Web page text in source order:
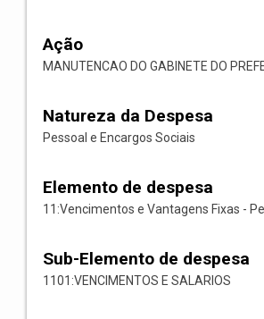
Ação
MANUTENCAO DO GABINETE DO
Natureza da Despesa
Pessoal e Encargos Sociais
Elemento de despesa
11:Vencimentos e Vantagens Fixas -
Sub-Elemento de despesa
1101:VENCIMENTOS E SALARIOS